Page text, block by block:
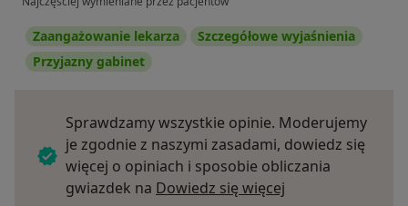
Zaangażowanie lekarza
Szczegółowe wyjaśnienia
Przyjazny gabinet
Sprawdzamy wszystkie opinie. Moderujemy
je zgodnie z naszymi zasadami, dowiedz się
więcej o opiniach i sposobie obliczania
gwiazdek na Dowiedz się więcej